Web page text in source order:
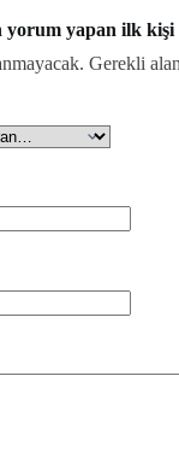
yapan ilk kişi
Gerekli